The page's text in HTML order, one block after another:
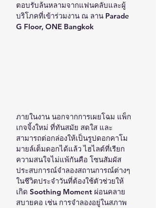
ตอบรับล้นหลามจากแฟนคลับและผู้
บริโภคที่เข้าร่วมงาน ณ ลาน Parade
G Floor, ONE Bangkok
ภายในงาน นอกจากการเผยโฉม แพ็ก
เกจจิ้งใหม่ ที่ทันสมัย สดใส และ
สามารถต่อกล่องให้เป็นรูปดอกคาโม
มายล์เต็มดอกได้แล้ว ไฮไลต์ที่เรียก
ความสนใจไม่แพ้กันคือ โซนสัมผัส
ประสบการณ์จำลองสถานการณ์ต่างๆ
ในชีวิตประจำวันที่ต้องใช้ตัวช่วยให้
เกิด Soothing Moment ผ่อนคลาย
สบายคอ เช่น การจำลองอยู่ในสภาพ